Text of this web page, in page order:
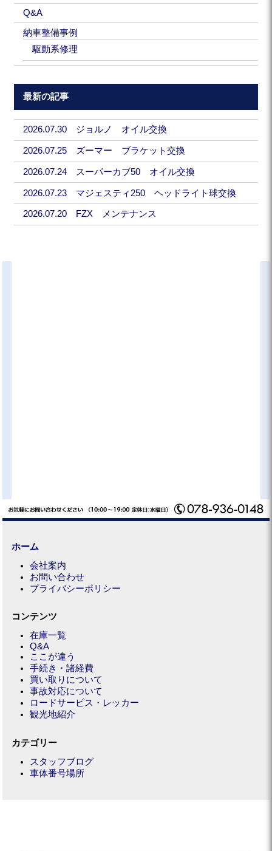
Q&A
納車整備事例
駆動系修理
最新の記事
2026.07.30 ジョルノ オイル交換
2026.07.25 ズーマー ブラケット交換
2026.07.24 スーパーカブ50 オイル交換
2026.07.23 マジェスティ250 ヘッドライト球交換
2026.07.20 FZX メンテナンス
ホーム
会社案内
お問い合わせ
プライバシーポリシー
コンテンツ
在庫一覧
Q&A
ここが違う
手続き・諸経費
買い取りについて
事故対応について
ロードサービス・レッカー
観光地紹介
カテゴリー
スタッフブログ
車体番号場所